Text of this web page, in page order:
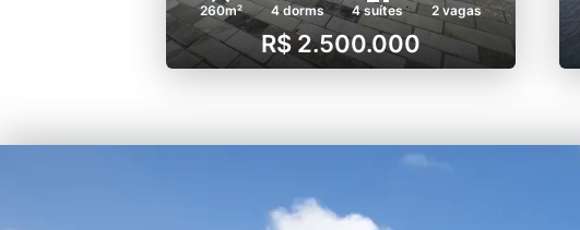
260m² 4 dorms 4 suítes 2 vagas
R$ 2.500.000